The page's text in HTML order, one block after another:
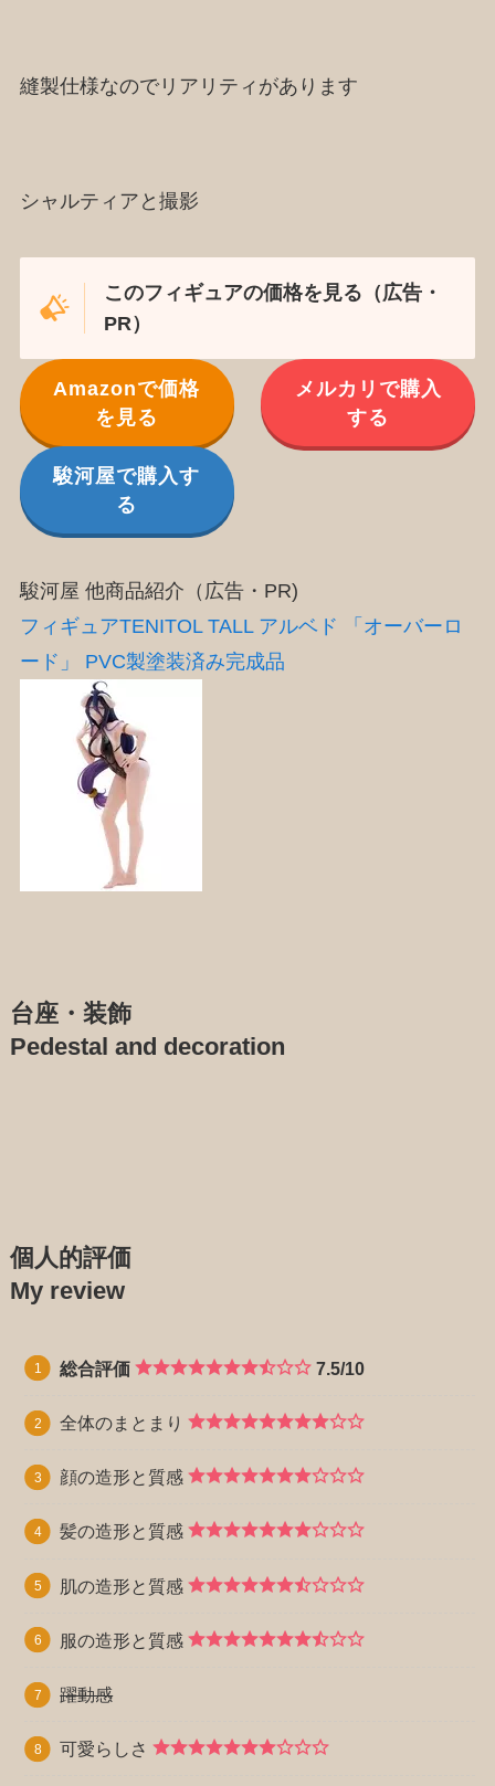
縫製仕様なのでリアリティがあります
シャルティアと撮影
このフィギュアの価格を見る（広告・
PR）
Amazonで価格
を見る
メルカリで購入
する
駿河屋で購入す
る
駿河屋 他商品紹介（広告・PR)
フィギュアTENITOL TALL アルベド 「オーバーロ
ード」 PVC製塗装済み完成品
台座・装飾
Pedestal and decoration
個人的評価
My review
総合評価 7.5/10
全体のまとまり
顔の造形と質感
髪の造形と質感
肌の造形と質感
服の造形と質感
躍動感
可愛らしさ